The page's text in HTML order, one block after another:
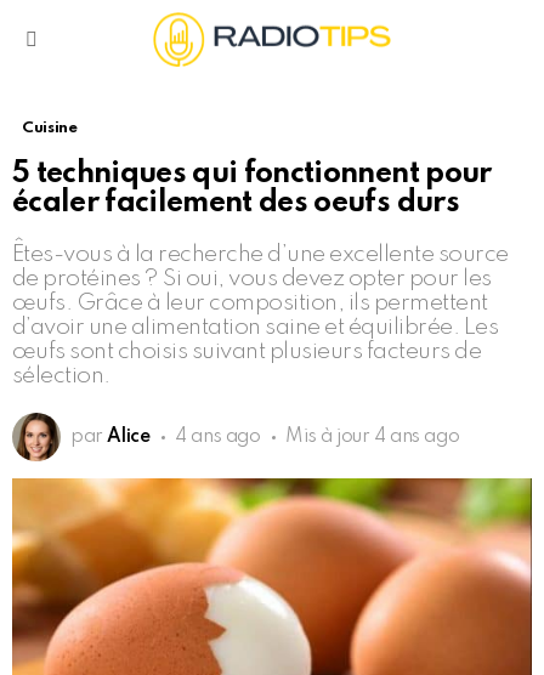
Cuisine
5 techniques qui fonctionnent pour
écaler facilement des oeufs durs
Êtes-vous à la recherche d’une excellente source
de protéines ? Si oui, vous devez opter pour les
œufs. Grâce à leur composition, ils permettent
d’avoir une alimentation saine et équilibrée. Les
œufs sont choisis suivant plusieurs facteurs de
sélection.
par Alice 4 ans ago Mis à jour 4 ans ago